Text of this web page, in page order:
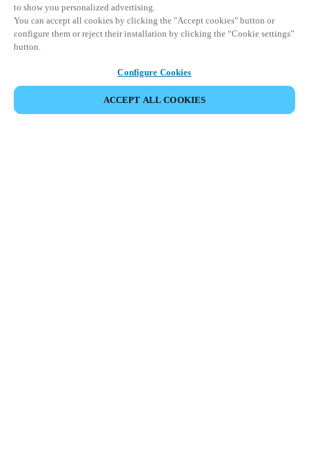
to show you personalized advertising.
You can accept all cookies by clicking the "Accept cookies" button or
configure them or reject their installation by clicking the “Cookie settings”
button.
Configure Cookies
ACCEPT ALL COOKIES